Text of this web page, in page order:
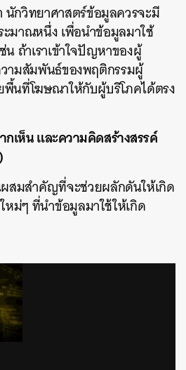
นักวิทยาศาสตร์ข้อมูลควรจะมี
ะมาณหนึ่ง เพื่อนำข้อมูลมาใช้
น ถ้าเราเข้าใจปัญหาของผู้
วามสัมพันธ์ของพฤติกรรมผู้
พื้นที่โฆษณาให้กับผู้บริโภคได้ตรง
เห็น และความคิดสร้างสรรค์
สมสำคัญที่จะช่วยผลักดันให้เกิด
ม่ๆ ที่นำข้อมูลมาใช้ให้เกิด